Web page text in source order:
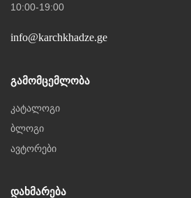
10:00-19:00
info@karchkhadze.ge
Გამომცემლობა
კატალოგი
ბლოგი
ავტორები
Დახმარება